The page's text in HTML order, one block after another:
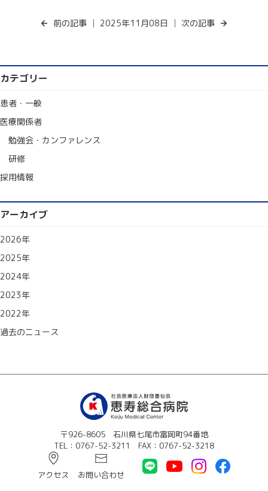
カテゴリー
患者・一般
医療関係者
勉強会・カンファレンス
研修
採用情報
アーカイブ
2026年
2025年
2024年
2023年
2022年
過去のニュース
前の記事 │ 2025年11月08日 │ 次の記事
〒926-8605 石川県七尾市富岡町94番地
TEL：0767-52-3211 FAX：0767-52-3218
アクセス お問い合わせ